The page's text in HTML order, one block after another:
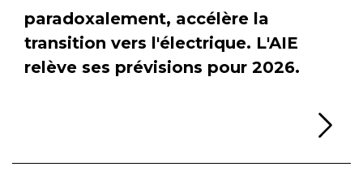
paradoxalement, accélère la
transition vers l'électrique. L'AIE
relève ses prévisions pour 2026.